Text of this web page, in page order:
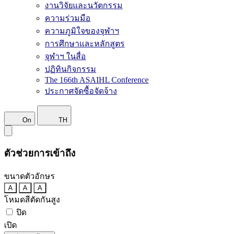
งานวิจัยและนวัตกรรม
ความร่วมมือ
ความภูมิใจของจุฬาฯ
การศึกษาและหลักสูตร
จุฬาฯ ในสื่อ
ปฏิทินกิจกรรม
The 166th ASAIHL Conference
ประกาศจัดซื้อจัดจ้าง
On TH
ตัวช่วยการเข้าถึง
ขนาดตัวอักษร
A A A
โหมดสีตัดกันสูง
ปิด
เปิด